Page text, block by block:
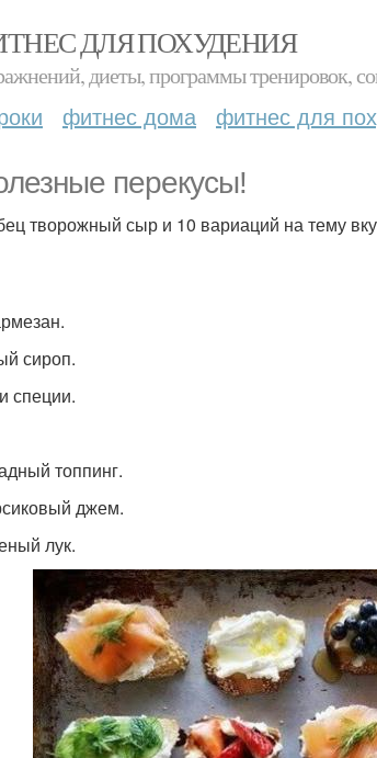
ДЛЯ ПОХУДЕНИЯ
диеты, программы тренировок,
фитнес дома фитнес для
перекусы!
творожный сыр и 10 вариаций на тему
сироп.
специи.
топпинг.
джем.
лук.